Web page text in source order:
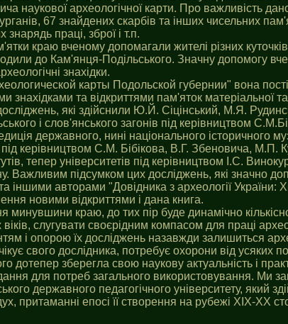
наукової археологічної карти. Про важливість
67 знайдених скарбів та інших чисельних
знарядь праці, зброї і т.п.
краю вченому допомагали жителі різних
до Кам'янця-Подільського. Значну допомогу
знахідки.
карты Подольской губернии" вона
знахідками та відкриттями пам'яток матеріальної
які здійснили Ю.Й. Сіцінський, М.Я.
і слов'янського загонів під керівництвом
державного, нині національного історичного
під керівництвом С.М. Бібікова, В.Г. Збеновича, М.П.
тепер університетів під керівництвом І.С.
Важливим підсумком цих досліджень, які значно
авторами "Довідника з археології України:
новими відкриттями і дана книга.
минувшини краю, до тих пір буде динамічно
слугувати своєрідним компасом для праці
і опорою їх досліджень назавжди залишиться
свого дослідника, потребує охорони від усяких
дотепер зберегла свою наукову актуальність і
для потреб загального використовування. Ми
державного педагогічного університету, який
притаманні епосі її створення на рубежі ХІХ-ХХ